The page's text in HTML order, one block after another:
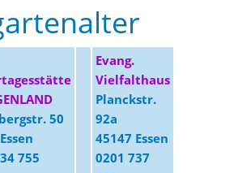
50
755
Evang.
Vielfalthaus
Planckstr.
92a
45147 Essen
0201 737